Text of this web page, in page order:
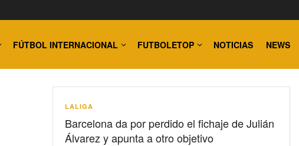
FÚTBOL INTERNACIONAL FUTBOLETOP NOTICIAS NEWS
LALIGA
Barcelona da por perdido el fichaje de Julián
Álvarez y apunta a otro objetivo